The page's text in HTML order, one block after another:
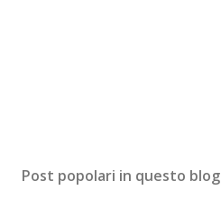
Post popolari in questo blog